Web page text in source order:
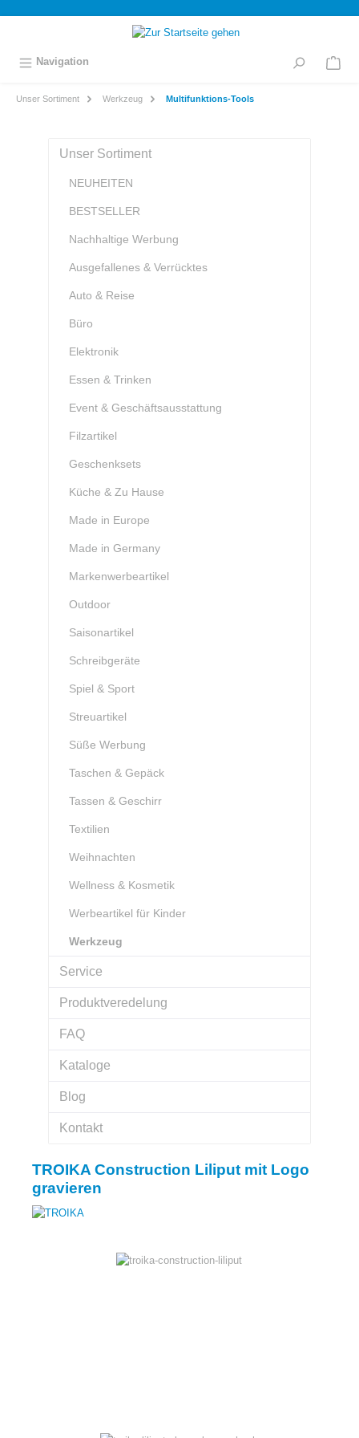
springen
Navigation
Unser Sortiment Werkzeug Multifunktions-Tools
Unser Sortiment
NEUHEITEN
BESTSELLER
Nachhaltige Werbung
Ausgefallenes & Verrücktes
Auto & Reise
Büro
Elektronik
Essen & Trinken
Event & Geschäftsausstattung
Filzartikel
Geschenksets
Küche & Zu Hause
Made in Europe
Made in Germany
Markenwerbeartikel
Outdoor
Saisonartikel
Schreibgeräte
Spiel & Sport
Streuartikel
Süße Werbung
Taschen & Gepäck
Tassen & Geschirr
Textilien
Weihnachten
Wellness & Kosmetik
Werbeartikel für Kinder
Werkzeug
Service
Produktveredelung
FAQ
Kataloge
Blog
Kontakt
TROIKA Construction Liliput mit Logo
gravieren